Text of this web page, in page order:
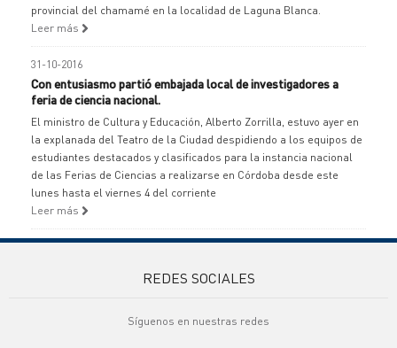
provincial del chamamé en la localidad de Laguna Blanca.
Leer más
31-10-2016
Con entusiasmo partió embajada local de investigadores a
feria de ciencia nacional.
El ministro de Cultura y Educación, Alberto Zorrilla, estuvo ayer en
la explanada del Teatro de la Ciudad despidiendo a los equipos de
estudiantes destacados y clasificados para la instancia nacional
de las Ferias de Ciencias a realizarse en Córdoba desde este
lunes hasta el viernes 4 del corriente
Leer más
REDES SOCIALES
Síguenos en nuestras redes